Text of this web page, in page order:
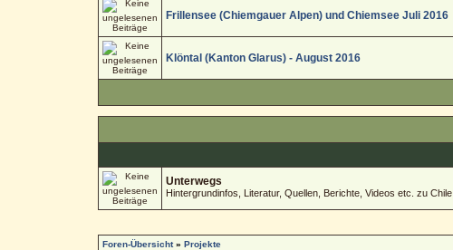
Frillensee (Chiemgauer Alpen) und Chiemsee Juli 2016
Klöntal (Kanton Glarus) - August 2016
Unterwegs
Hintergrundinfos, Literatur, Quellen, Berichte, Videos etc. zu Chile.
Foren-Übersicht» Projekte